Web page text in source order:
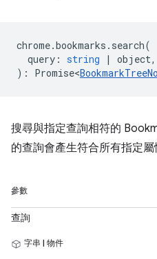
chrome.bookmarks . search(
query : string | object,
) : Promise<
搜尋與指定查詢相符的
的查詢會產生符合所有指定
參數
查詢
字串 | 物件